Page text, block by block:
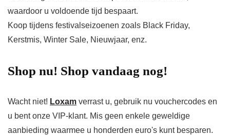
waardoor u voldoende tijd bespaart.
Koop tijdens festivalseizoenen zoals Black Friday,
Kerstmis, Winter Sale, Nieuwjaar, enz.
Shop nu! Shop vandaag nog!
Wacht niet! Loxam verrast u, gebruik nu vouchercodes en
u bent onze VIP-klant. Mis geen enkele geweldige
aanbieding waarmee u honderden euro's kunt besparen.